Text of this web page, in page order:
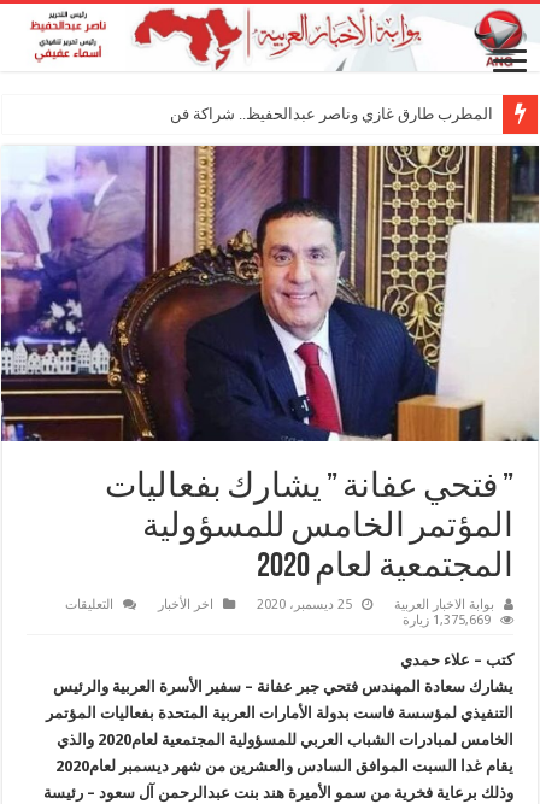
المطرب طارق غازي وناصر عبدالحفيظ.. شراكة فنية ترسم ملام
” فتحي عفانة ” يشارك بفعاليات
المؤتمر الخامس للمسؤولية
المجتمعية لعام 2020
بوابة الاخبار العربية 25 ديسمبر، 2020 اخر الأخبار التعليقات
بفعاليات
المؤتمر
للمسؤولية
المجتمعية
لعام
2020
1,375,669 زيارة
كتب – علاء حمدي
يشارك سعادة المهندس فتحي جبر عفانة – سفير الأسرة العربية والرئيس
التنفيذي لمؤسسة فاست بدولة الأمارات العربية المتحدة بفعاليات المؤتمر
الخامس لمبادرات الشباب العربي للمسؤولية المجتمعية لعام2020 والذي
يقام غدا السبت الموافق السادس والعشرين من شهر ديسمبر لعام2020
وذلك برعاية فخرية من سمو الأميرة هند بنت عبدالرحمن آل سعود – رئيسة